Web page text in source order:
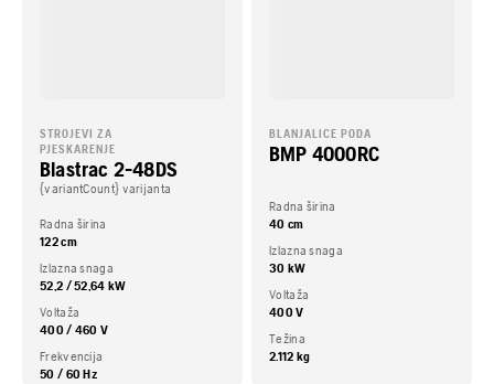
STROJEVI ZA
PJESKARENJE
Blastrac 2-48DS
{variantCount} varijanta
Radna širina
122 cm
Izlazna snaga
52,2 / 52,64 kW
Voltaža
400 / 460 V
Frekvencija
50 / 60 Hz
BLANJALICE PODA
BMP 4000RC
Radna širina
40 cm
Izlazna snaga
30 kW
Voltaža
400 V
Težina
2.112 kg